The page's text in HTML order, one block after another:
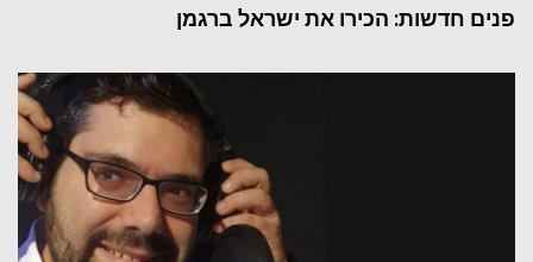
פנים חדשות: הכירו את ישראל ברגמן